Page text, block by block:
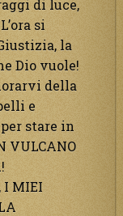
di luce,
si
la
Dio vuole!
della
e
stare in
VULCANO
I MIEI